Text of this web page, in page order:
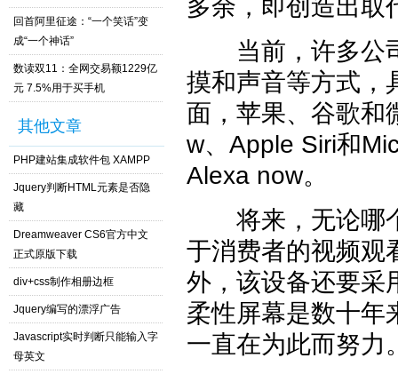
回首阿里征途：“一个笑话”变
成“一个神话”
数读双11：全网交易额1229亿
元 7.5%用于买手机
其他文章
PHP建站集成软件包 XAMPP
Jquery判断HTML元素是否隐
藏
Dreamweaver CS6官方中文
正式原版下载
div+css制作相册边框
Jquery编写的漂浮广告
Javascript实时判断只能输入字
母英文
多余，即创造出取
当前，许多公司
摸和声音等方式，
面，苹果、谷歌和
w、Apple Siri和
Alexa now。
将来，无论哪个
于消费者的视频观
外，该设备还要采
柔性屏幕是数十年
一直在为此而努力